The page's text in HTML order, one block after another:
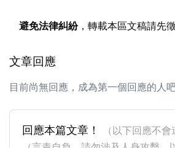
避免法律糾紛，轉載本區文稿請先
文章回應
目前尚無回應，成為第一個回應的人吧
回應本篇文章！
（以下回應不